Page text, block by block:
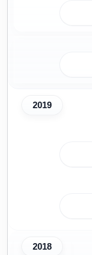
2019
2018